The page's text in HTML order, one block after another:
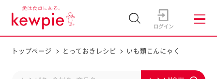
トップページ とっておきレシピ いも類こんにゃく